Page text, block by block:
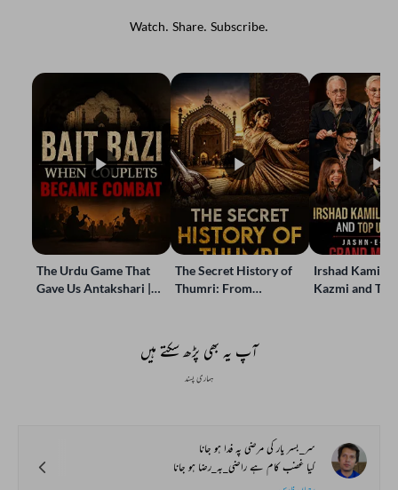
Watch. Share. Subscribe.
The Urdu Game That
Gave Us Antakshari |
The Secret History of
Thumri: From
Irshad Kamil,
Kazmi and
آپ یہ بھی پڑھ سکتے ہیں
ہماری پسند
سر_بسر یار کی مرضی پہ فدا ہو جانا
کیا غضب کام ہے راضی_بہ_رضا ہو جانا